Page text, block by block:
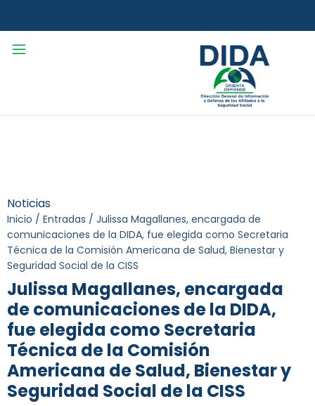
Noticias
Inicio / Entradas / Julissa Magallanes, encargada de
comunicaciones de la DIDA, fue elegida como Secretaria
Técnica de la Comisión Americana de Salud, Bienestar y
Seguridad Social de la CISS
Julissa Magallanes, encargada
de comunicaciones de la DIDA,
fue elegida como Secretaria
Técnica de la Comisión
Americana de Salud, Bienestar y
Seguridad Social de la CISS